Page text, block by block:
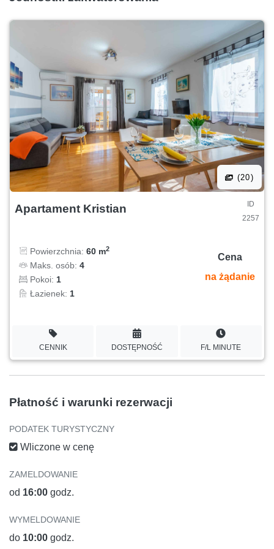
(20)
Apartament Kristian
ID
2257
Powierzchnia: 60 m2
Maks. osób: 4
Pokoi: 1
Łazienek: 1
Cena
na żądanie
CENNIK DOSTĘPNOŚĆ F/L MINUTE
Płatność i warunki rezerwacji
PODATEK TURYSTYCZNY
Wliczone w cenę
ZAMELDOWANIE
od 16:00 godz.
WYMELDOWANIE
do 10:00 godz.